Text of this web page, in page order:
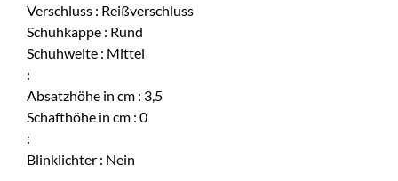
Verschluss : Reißverschluss
Schuhkappe : Rund
Schuhweite : Mittel
:
Absatzhöhe in cm : 3,5
Schafthöhe in cm : 0
:
Blinklichter : Nein